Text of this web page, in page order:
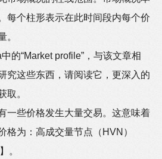
每个柱形表示在此时间段内每个价
。
的“Market profile”，与该文章相
究这些东西，请阅读它，更深入的
取。
一些价格发生大量交易。这意味着
格为：高成交量节点（HVN）
。